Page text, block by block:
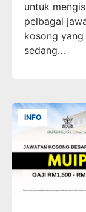
untuk
pelbagai
kosong yang
sedang…
INFO